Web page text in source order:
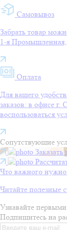
Самовывоз
Забрать товар
1-я Промышленная,
Оплата
Для вашего
заказов: в офисе г.
воспользоваться
Сопутствующие
Что важного нужно
Читайте полезные
Узнавайте
Подпишитесь на